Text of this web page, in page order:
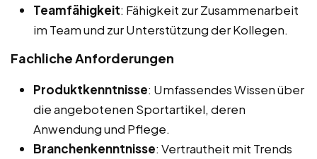
Teamfähigkeit: Fähigkeit zur Zusammenarbeit
im Team und zur Unterstützung der Kollegen.
Fachliche Anforderungen
Produktkenntnisse: Umfassendes Wissen über
die angebotenen Sportartikel, deren
Anwendung und Pflege.
Branchenkenntnisse: Vertrautheit mit Trends